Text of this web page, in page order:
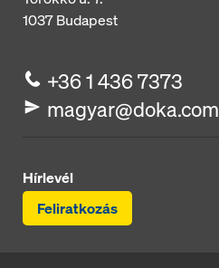
1037Budapest
+36 1 436 7373
magyar@doka.com
Hírlevél
Feliratkozás